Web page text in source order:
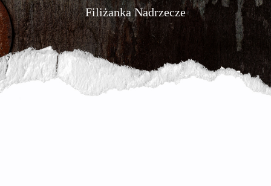
Filiżanka Nadrzecze